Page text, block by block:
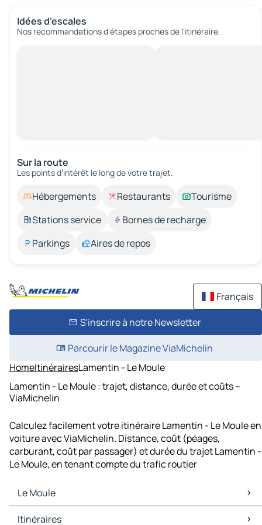
Idées d’escales
Nos recommandations d'étapes proches de l’itinéraire.
Sur la route
Les points d’intérêt le long de votre trajet.
Hébergements Restaurants
Tourisme
Stations service
Bornes de recharge
Parkings
Aires de repos
Français
S'inscrire à notre Newsletter
Parcourir le Magazine ViaMichelin
HomeItinérairesLamentin - Le Moule
Lamentin - Le Moule : trajet, distance, durée et coûts –
ViaMichelin
Calculez facilement votre itinéraire Lamentin - Le Moule en
voiture avec ViaMichelin. Distance, coût (péages,
carburant, coût par passager) et durée du trajet Lamentin -
Le Moule, en tenant compte du trafic routier
Le Moule
Le Moule Cartes et plans
Itinéraires